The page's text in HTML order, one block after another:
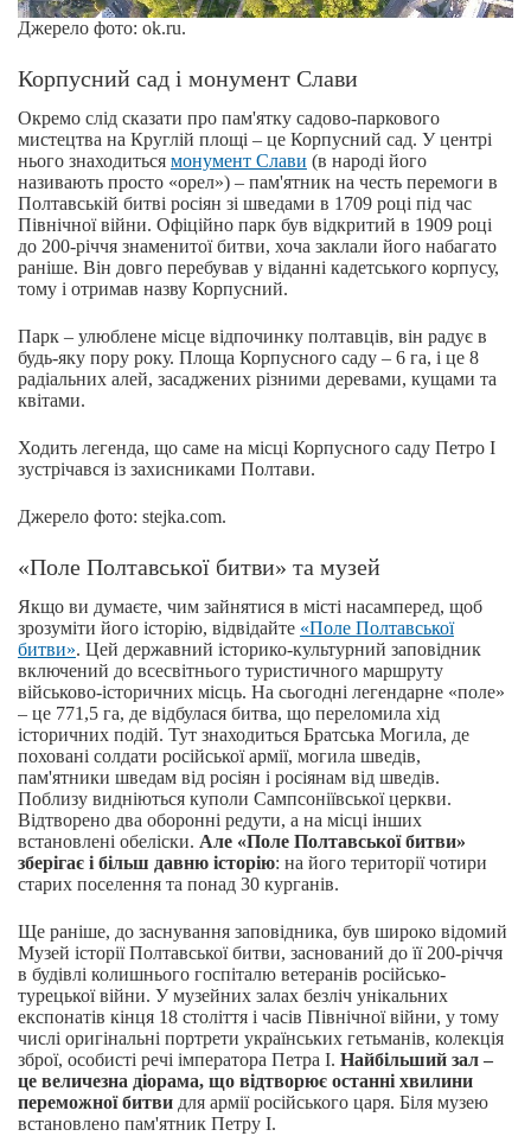
Джерело фото: ok.ru.
Корпусний сад і монумент Слави
Окремо слід сказати про пам'ятку садово-паркового
мистецтва на Круглій площі – це Корпусний сад. У центрі
нього знаходиться монумент Слави (в народі його
називають просто «орел») – пам'ятник на честь перемоги в
Полтавській битві росіян зі шведами в 1709 році під час
Північної війни. Офіційно парк був відкритий в 1909 році
до 200-річчя знаменитої битви, хоча заклали його набагато
раніше. Він довго перебував у віданні кадетського корпусу,
тому і отримав назву Корпусний.
Парк – улюблене місце відпочинку полтавців, він радує в
будь-яку пору року. Площа Корпусного саду – 6 га, і це 8
радіальних алей, засаджених різними деревами, кущами та
квітами.
Ходить легенда, що саме на місці Корпусного саду Петро І
зустрічався із захисниками Полтави.
Джерело фото: stejka.com.
«Поле Полтавської битви» та музей
Якщо ви думаєте, чим зайнятися в місті насамперед, щоб
зрозуміти його історію, відвідайте «Поле Полтавської
битви». Цей державний історико-культурний заповідник
включений до всесвітнього туристичного маршруту
військово-історичних місць. На сьогодні легендарне «поле»
– це 771,5 га, де відбулася битва, що переломила хід
історичних подій. Тут знаходиться Братська Могила, де
поховані солдати російської армії, могила шведів,
пам'ятники шведам від росіян і росіянам від шведів.
Поблизу видніються куполи Сампсоніївської церкви.
Відтворено два оборонні редути, а на місці інших
встановлені обеліски. Але «Поле Полтавської битви»
зберігає і більш давню історію: на його території чотири
старих поселення та понад 30 курганів.
Ще раніше, до заснування заповідника, був широко відомий
Музей історії Полтавської битви, заснований до її 200-річчя
в будівлі колишнього госпіталю ветеранів російсько-
турецької війни. У музейних залах безліч унікальних
експонатів кінця 18 століття і часів Північної війни, у тому
числі оригінальні портрети українських гетьманів, колекція
зброї, особисті речі імператора Петра I. Найбільший зал –
це величезна діорама, що відтворює останні хвилини
переможної битви для армії російського царя. Біля музею
встановлено пам'ятник Петру I.